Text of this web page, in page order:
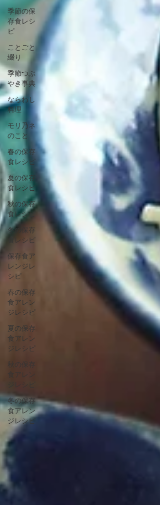
季節の保
存食レシ
ピ
ことごと
綴り
季節つぶ
やき事典
ならわし
料理
モリ乃ネ
のこと
春の保存
食レシピ
夏の保存
食レシピ
秋の保存
食レシピ
冬の保存
食レシピ
保存食ア
レンジレ
シピ
春の保存
食アレン
ジレシピ
夏の保存
食アレン
ジレシピ
秋の保存
食アレン
ジレシピ
冬の保存
食アレン
ジレシピ